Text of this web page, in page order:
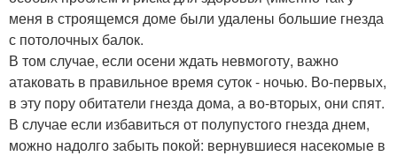
меня в строящемся доме были удалены большие гнезда
с потолочных балок.
В том случае, если осени ждать невмоготу, важно
атаковать в правильное время суток - ночью. Во-первых,
в эту пору обитатели гнезда дома, а во-вторых, они спят.
В случае если избавиться от полупустого гнезда днем,
можно надолго забыть покой: вернувшиеся насекомые в